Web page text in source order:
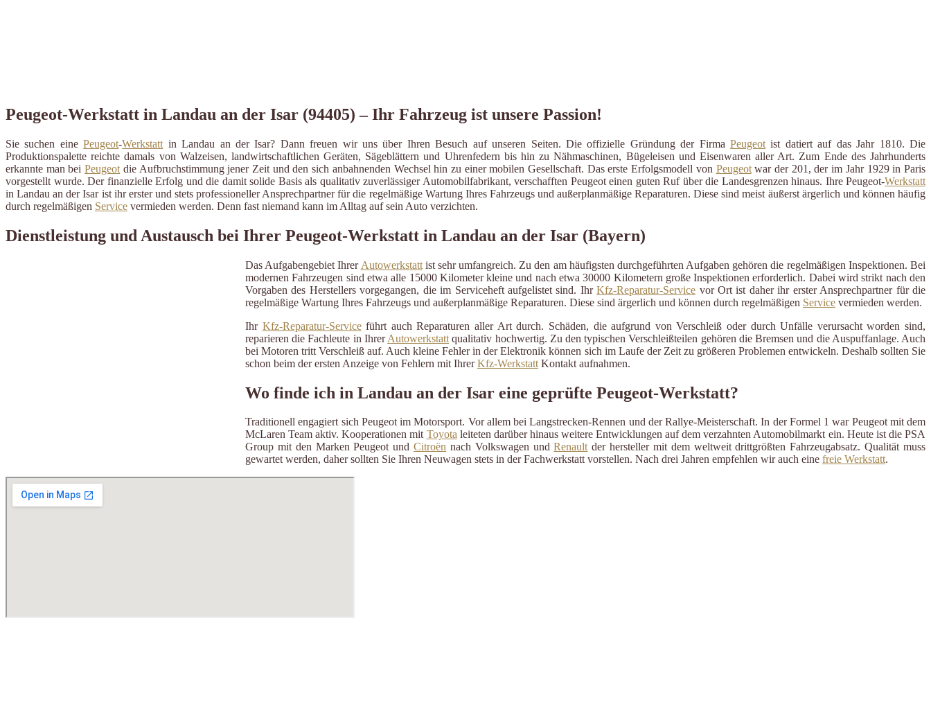
Peugeot-Werkstatt in Landau an der Isar (94405) – Ihr Fahrzeug ist unsere Passion!
Sie suchen einePeugeot-Werkstatt in Landau an der Isar? Dann freuen wir uns über Ihren Besuch auf unseren Seiten. Die offizielle Gründung der FirmaPeugeot ist datiert auf das Jahr 1810. Die
Produktionspalette reichte damals von Walzeisen, landwirtschaftlichen Geräten, Sägeblättern und Uhrenfedern bis hin zu Nähmaschinen, Bügeleisen und Eisenwaren aller Art. Zum Ende des Jahrhunderts
erkannte man beiPeugeot die Aufbruchstimmung jener Zeit und den sich anbahnenden Wechsel hin zu einer mobilen Gesellschaft. Das erste Erfolgsmodell von Peugeotwar der 201, der im Jahr 1929 in Paris
vorgestellt wurde. Der finanzielle Erfolg und die damit solide Basis als qualitativ zuverlässiger Automobilfabrikant, verschafften Peugeot einen guten Ruf über die Landesgrenzen hinaus. Ihre Peugeot-Werkstatt
in Landau an der Isar ist ihr erster und stets professioneller Ansprechpartner für die regelmäßige Wartung Ihres Fahrzeugs und außerplanmäßige Reparaturen. Diese sind meist äußerst ärgerlich und können häufig
durch regelmäßigen Service vermieden werden. Denn fast niemand kann im Alltag auf sein Auto verzichten.
Dienstleistung und Austausch bei Ihrer Peugeot-Werkstatt in Landau an der Isar (Bayern)
Das Aufgabengebiet Ihrer Autowerkstattist sehr umfangreich. Zu den am häufigsten durchgeführten Aufgaben gehören die regelmäßigen Inspektionen. Bei
modernen Fahrzeugen sind etwa alle 15000 Kilometer kleine und nach etwa 30000 Kilometern große Inspektionen erforderlich. Dabei wird strikt nach den
Vorgaben des Herstellers vorgegangen, die im Serviceheft aufgelistet sind. IhrKfz-Reparatur-Service vor Ort ist daher ihr erster Ansprechpartner für die
regelmäßige Wartung Ihres Fahrzeugs und außerplanmäßige Reparaturen. Diese sind ärgerlich und können durch regelmäßigen Service vermieden werden.
Ihr Kfz-Reparatur-Serviceführt auch Reparaturen aller Art durch. Schäden, die aufgrund von Verschleiß oder durch Unfälle verursacht worden sind,
reparieren die Fachleute in IhrerAutowerkstatt qualitativ hochwertig. Zu den typischen Verschleißteilen gehören die Bremsen und die Auspuffanlage. Auch
bei Motoren tritt Verschleiß auf. Auch kleine Fehler in der Elektronik können sich im Laufe der Zeit zu größeren Problemen entwickeln. Deshalb sollten Sie
schon beim der ersten Anzeige von Fehlern mit IhrerKfz-Werkstatt Kontakt aufnahmen.
Wo finde ich in Landau an der Isar eine geprüfte Peugeot-Werkstatt?
Traditionell engagiert sich Peugeot im Motorsport. Vor allem bei Langstrecken-Rennen und der Rallye-Meisterschaft. In der Formel 1 war Peugeot mit dem
McLaren Team aktiv. Kooperationen mit Toyotaleiteten darüber hinaus weitere Entwicklungen auf dem verzahnten Automobilmarkt ein. Heute ist die PSA
Group mit den Marken Peugeot undCitroën nach Volkswagen undRenaultder hersteller mit dem weltweit drittgrößten Fahrzeugabsatz. Qualität muss
gewartet werden, daher sollten Sie Ihren Neuwagen stets in der Fachwerkstatt vorstellen. Nach drei Jahren empfehlen wir auch eine freie Werkstatt.